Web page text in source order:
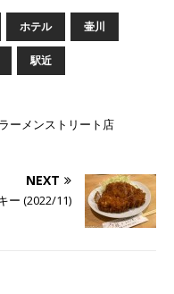
ホテル 壷川
駅近
ーメンストリート店
NEXT
ー (2022/11)